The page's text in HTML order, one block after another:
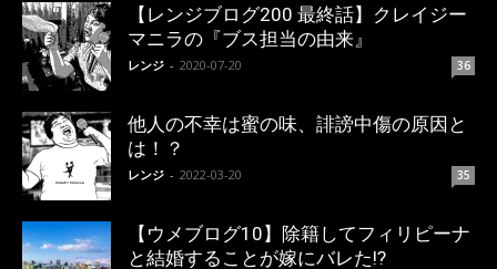
【レンジブログ200 最終話】クレイジー
マニラの『ブス担当の由来』
レンジ - 2020-07-20 36
他人の不幸は蜜の味、誹謗中傷の原因と
は！？
レンジ - 2022-03-20 35
【ウメブログ10】除籍してフィリピーナ
と結婚することが嫁にバレた!?